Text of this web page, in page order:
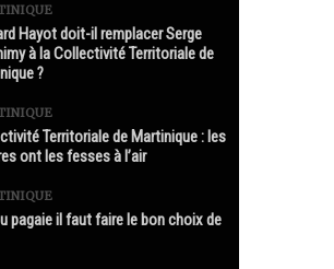
Hayot doit-il remplacer Serge
à la Collectivité Territoriale de
?
Territoriale de Martinique : les
ont les fesses à l’air
pagaie il faut faire le bon choix de